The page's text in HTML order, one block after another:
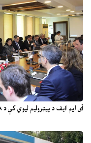
آی ایم ایف د پیټرولیم لیوي کې د ۱۸ سلنې زیاتوالي او نوو مالیو سپارښتنه کړې